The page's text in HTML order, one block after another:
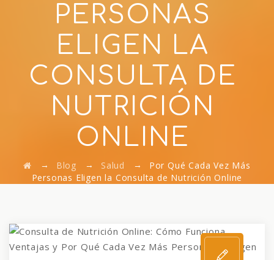
PERSONAS
ELIGEN LA
CONSULTA DE
NUTRICIÓN
ONLINE
→ Blog → Salud →
Por Qué Cada Vez Más
Personas Eligen la Consulta de Nutrición Online